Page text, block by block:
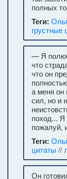
полных
Теги:
грустные
— Я
что
что он
а меня он
сил, но и
поход...
пожалуй,
Теги:
цитаты //
Он